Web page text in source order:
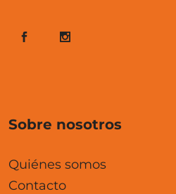
Sobre nosotros
Quiénes somos
Contacto